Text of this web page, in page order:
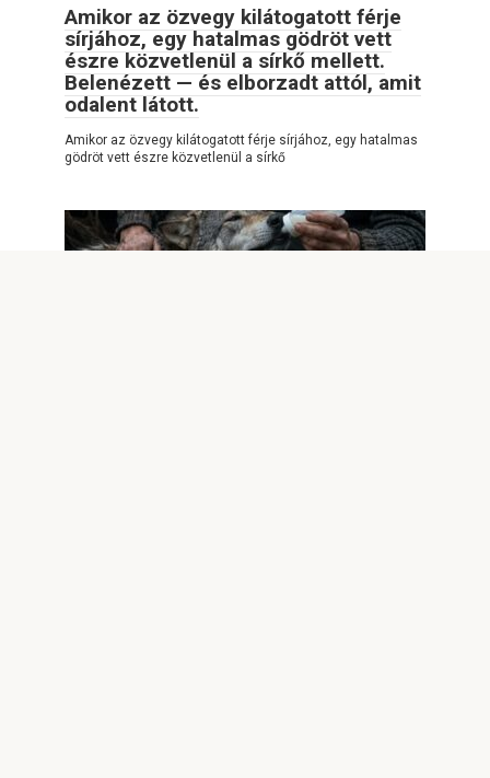
Amikor az özvegy kilátogatott férje
sírjához, egy hatalmas gödröt vett
észre közvetlenül a sírkő mellett.
Belenézett — és elborzadt attól, amit
odalent látott.
Amikor az özvegy kilátogatott férje sírjához, egy hatalmas
gödröt vett észre közvetlenül a sírkő